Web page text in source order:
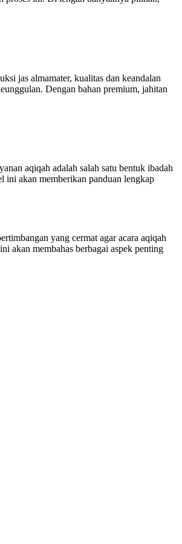
jas almamater, kualitas dan keandalan
Dengan bahan premium, jahitan
aqiqah adalah salah satu bentuk ibadah
ini akan memberikan panduan lengkap
yang cermat agar acara aqiqah
akan membahas berbagai aspek penting